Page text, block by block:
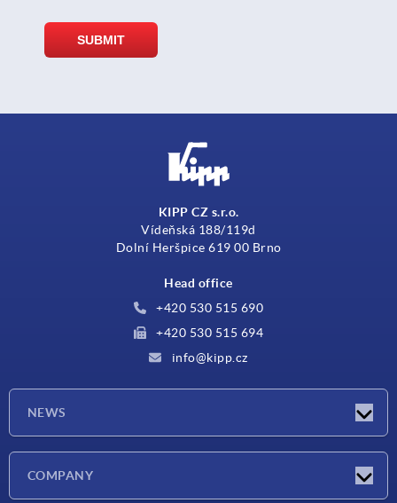
KIPP CZ s.r.o.
Vídeňská 188/119d
Dolní Heršpice 619 00 Brno
Head office
+420 530 515 690
+420 530 515 694
info@kipp.cz
NEWS
COMPANY